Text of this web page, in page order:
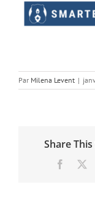
Par Milena Levent |
Share